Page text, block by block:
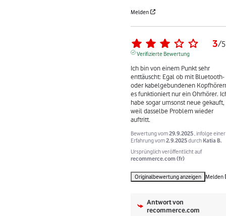
Melden
3/5
Verifizierte Bewertung
Ich bin von einem Punkt sehr
enttäuscht: Egal ob mit Bluetooth-
oder kabelgebundenen
es funktioniert nur ein Ohrhörer.
habe sogar umsonst neue gekauft,
weil dasselbe Problem wieder
auftritt.
Bewertung vom29.9.2025 , infolge einer
Erfahrung vom2.9.2025durch Katia B.
Ursprünglich veröffentlicht auf
recommerce.com (fr)
Originalbewertung anzeigen Melden
Antwort von
recommerce.com